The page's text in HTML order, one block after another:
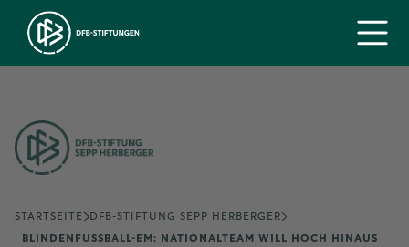
STARTSEITE
DFB-STIFTUNG SEPP HERBERGER
BLINDENFUSSBALL-EM: NATIONALTEAM WILL HOCH HINAUS